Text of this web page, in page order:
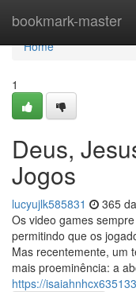
bookmark-master
Home
Home
1
Deus,
Jogos
lucyujlk585831 365
Os video games
permitindo que os
Mas recentemente, um
mais proeminência: a
https://